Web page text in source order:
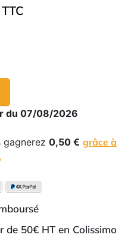
du 07/08/2026
0,50 € grâce à
50€ HT en Colissimo